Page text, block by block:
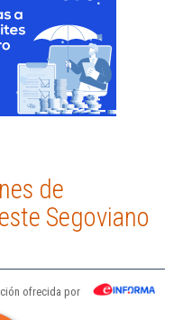
de
Segoviano
ofrecida por